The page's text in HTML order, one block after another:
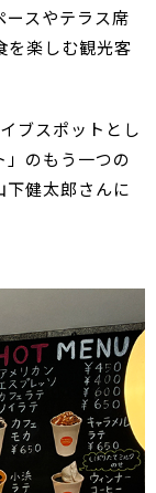
ースやテラス席
を楽しむ観光客
ブスポットとし
」のもう一つの
下健太郎さんに